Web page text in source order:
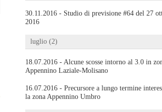
30.11.2016 - Studio di previsione #64 del 27
2016
luglio (2)
18.07.2016 - Alcune scosse intorno al 3.0 in
Appennino Laziale-Molisano
16.07.2016 - Precursore a lungo termine
la zona Appennino Umbro